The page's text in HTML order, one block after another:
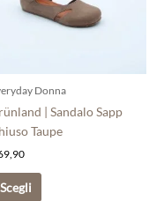
Donna
| Sandalo Sapp
Taupe
Scegli
Le
opzioni
scelte
nella